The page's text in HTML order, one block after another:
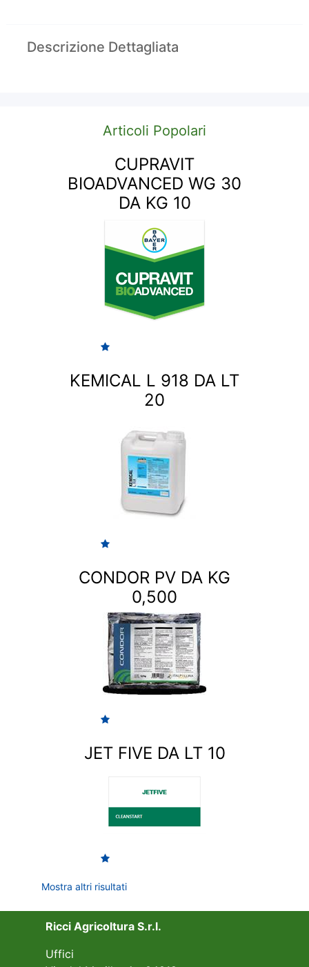
Descrizione Dettagliata
Articoli Popolari
CUPRAVIT
BIOADVANCED WG 30
DA KG 10
KEMICAL L 918 DA LT
20
CONDOR PV DA KG
0,500
JET FIVE DA LT 10
Mostra altri risultati
Ricci Agricoltura S.r.l.
Uffici